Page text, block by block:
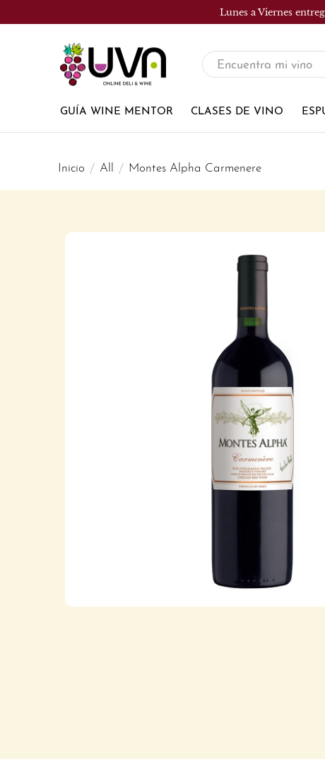
Lunes a Viernes
UVA
Tienda
de
vinos
GUÍA WINE MENTOR CLASES DE VINO
Inicio All Montes Alpha Carmenere